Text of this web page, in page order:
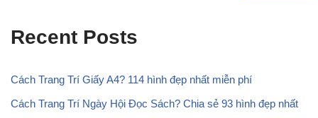
Recent Posts
Cách Trang Trí Giấy A4? 114 hình đẹp nhất miễn phí
Cách Trang Trí Ngày Hội Đọc Sách? Chia sẻ 93 hình đẹp nhất